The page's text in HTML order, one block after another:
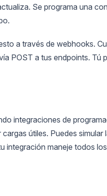
Se programa una
a través de webhooks.
POST a tus endpoints. Tú
integraciones de
útiles. Puedes
integración maneje todos